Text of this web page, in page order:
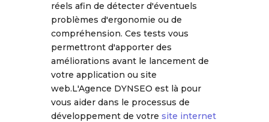
réels afin de détecter d'éventuels
problèmes d'ergonomie ou de
compréhension. Ces tests vous
permettront d'apporter des
améliorations avant le lancement de
votre application ou site
web.L'Agence DYNSEO est là pour
vous aider dans le processus de
développement de votre site internet